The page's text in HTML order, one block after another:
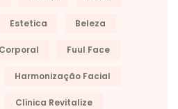
Estetica Beleza
Fuul Face
Harmonização Facial
Clinica Revitalize